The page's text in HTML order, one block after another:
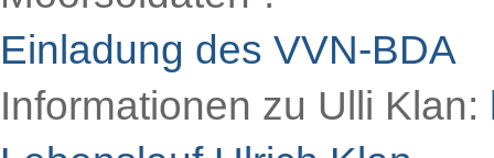
Einladung des VVN-BDA
Informationen zu Ulli Klan: